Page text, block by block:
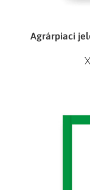
Agrárpiaci